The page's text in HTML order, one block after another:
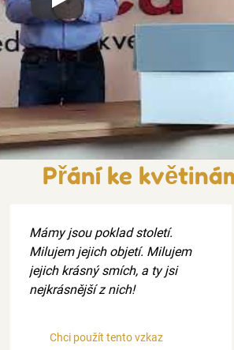
Xxx
Přání ke
Mámy jsou poklad století.
Milujem jejich objetí. Milujem
jejich krásný smích, a ty jsi
nejkrásnější z nich!
Chci použít tento vzkaz